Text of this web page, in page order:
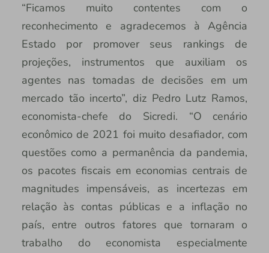
“Ficamos muito contentes com o
reconhecimento e agradecemos à Agência
Estado por promover seus rankings de
projeções, instrumentos que auxiliam os
agentes nas tomadas de decisões em um
mercado tão incerto”, diz Pedro Lutz Ramos,
economista-chefe do Sicredi. “O cenário
econômico de 2021 foi muito desafiador, com
questões como a permanência da pandemia,
os pacotes fiscais em economias centrais de
magnitudes impensáveis, as incertezas em
relação às contas públicas e a inflação no
país, entre outros fatores que tornaram o
trabalho do economista especialmente